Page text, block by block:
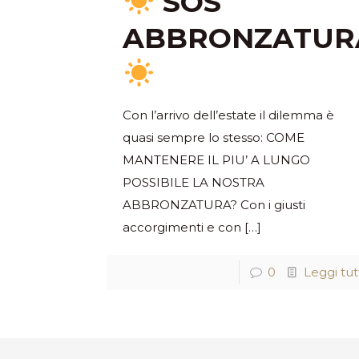
Con l’arrivo dell’estate il dilemma è
quasi sempre lo stesso: COME
MANTENERE IL PIU’ A LUNGO
POSSIBILE LA NOSTRA
ABBRONZATURA? Con i giusti
accorgimenti e con […]
0 Leggi